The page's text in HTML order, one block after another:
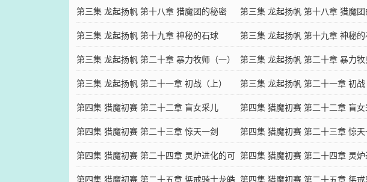
（一）
（二）
第三集 龙起扬帆 第十八章 猎魔团的秘密
（一）
第三集 龙起扬帆 第十八章 猎魔
（二）
第三集 龙起扬帆 第十九章 神秘的石球
（一）
第三集 龙起扬帆 第十九章 神秘
（二）
第三集 龙起扬帆 第二十章 暴力牧师（一） 第三集 龙起扬帆 第二十章 暴力牧
第三集 龙起扬帆 第二十一章 初战（上）
第三集 龙起扬帆 第二十一章 初战
第四集 猎魔初赛 第二十二章 盲女采儿
（三）
第四集 猎魔初赛 第二十二章 盲
（四）
第四集 猎魔初赛 第二十三章 惊天一剑
（三）
第四集 猎魔初赛 第二十三章 惊天
（四）
第四集 猎魔初赛 第二十四章 灵炉进化的可
能（三）
第四集 猎魔初赛 第二十四章 灵
能（四）.
第四集 猎魔初赛 第二十五章 惩戒骑士龙皓 第四集 猎魔初赛 第二十五章 惩